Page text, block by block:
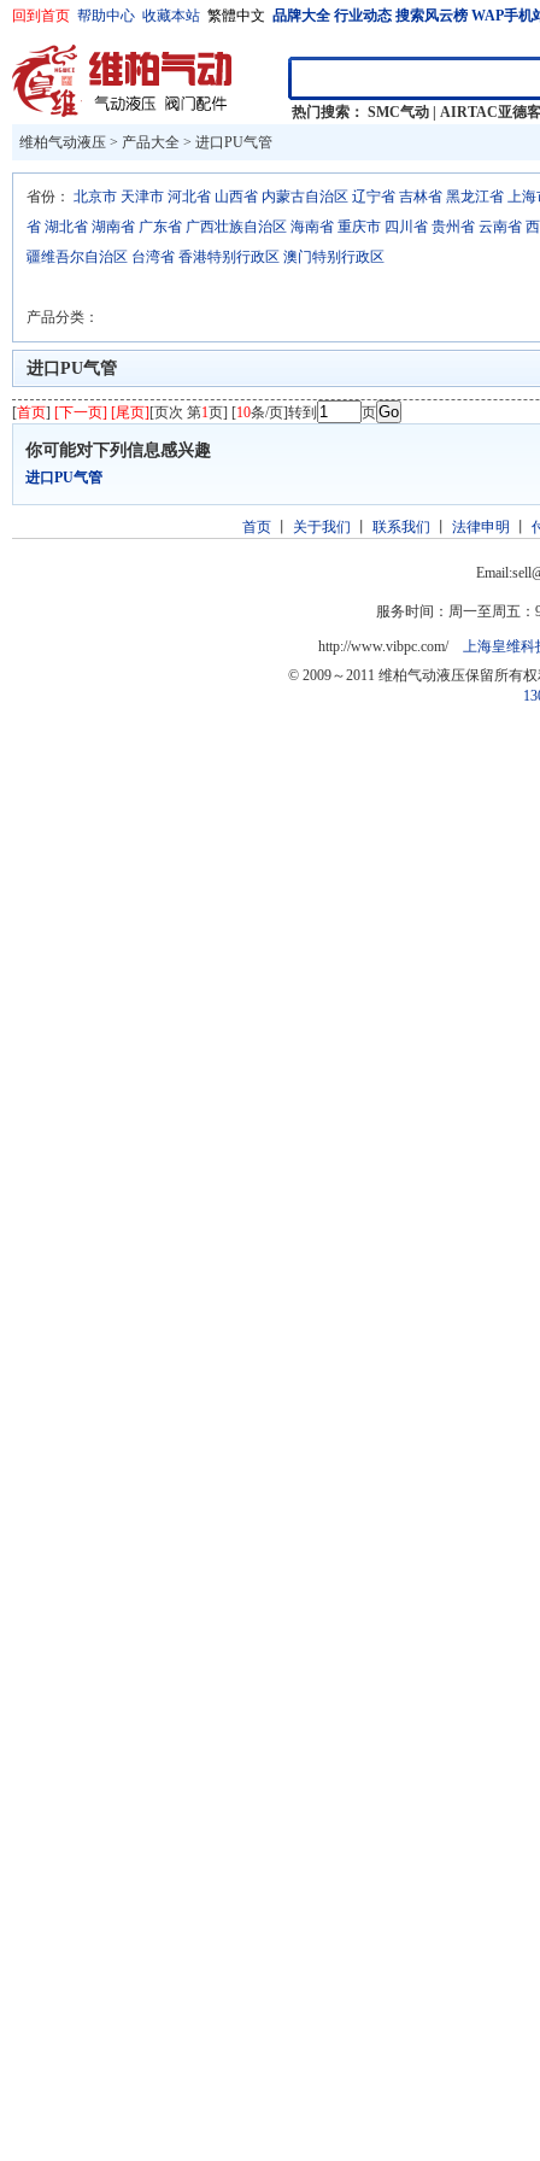
回到首页 帮助中心 收藏本站 繁體中文 品牌大全 行业动态 搜索风云榜 WAP手机
热门搜索： SMC气动
AIRTAC亚德客
维柏气动液压 > 产品大全 > 进口PU气管
省份： 北京市 天津市 河北省 山西省 内蒙古自治区 辽宁省 吉林省 黑龙江省 上海
省 湖北省 湖南省 广东省 广西壮族自治区 海南省 重庆市 四川省 贵州省 云南省
疆维吾尔自治区 台湾省 香港特别行政区 澳门特别行政区
产品分类：
进口PU气管
[首页] [下一页] [尾页][页次 第1页] [10条/页]转到 页
你可能对下列信息感兴趣
进口PU气管
首页丨 关于我们 联系我们 法律申明
服务时间：周一至周五：
http://www.vibpc.com/ 上海皇维科
© 2009～2011 维柏气动液压保留所有